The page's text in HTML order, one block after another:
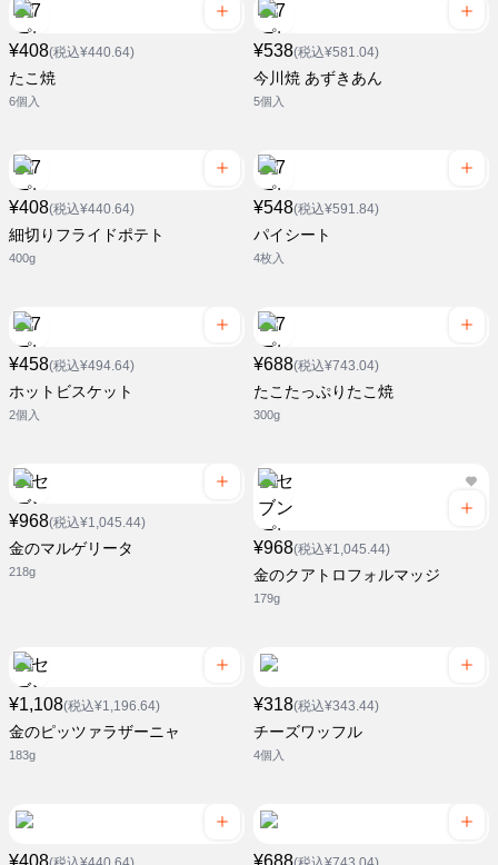
¥408(税込¥440.64)
たこ焼
6個入
¥538(税込¥581.04)
今川焼 あずきあん
5個入
¥408(税込¥440.64)
細切りフライドポテト
400g
¥548(税込¥591.84)
パイシート
4枚入
¥458(税込¥494.64)
ホットビスケット
2個入
¥688(税込¥743.04)
たこたっぷりたこ焼
300g
¥968(税込¥1,045.44)
金のマルゲリータ
218g
¥968(税込¥1,045.44)
金のクアトロフォルマッジ
179g
¥1,108(税込¥1,196.64)
金のピッツァラザーニャ
183g
¥318(税込¥343.44)
チーズワッフル
4個入
¥408 ¥688